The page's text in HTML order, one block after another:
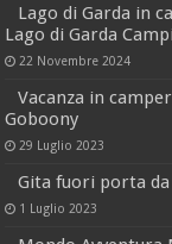
Lago di Garda in
Lago di Garda
22 Novembre 2024
Vacanza in
Goboony
29 Luglio 2023
Gita fuori porta
1 Luglio 2023